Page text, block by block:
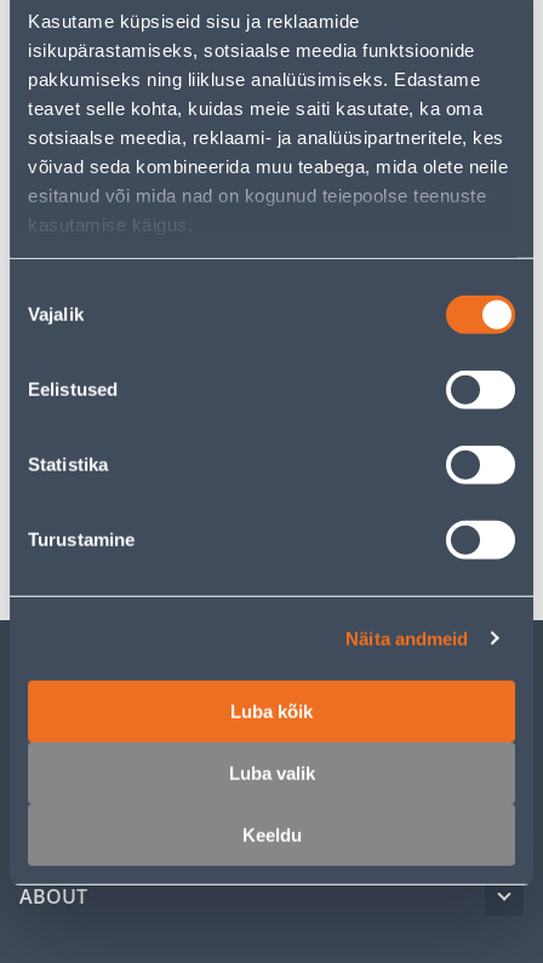
Kasutame küpsiseid sisu ja reklaamide
isikupärastamiseks, sotsiaalse meedia funktsioonide
pakkumiseks ning liikluse analüüsimiseks. Edastame
teavet selle kohta, kuidas meie saiti kasutate, ka oma
sotsiaalse meedia, reklaami- ja analüüsipartneritele, kes
võivad seda kombineerida muu teabega, mida olete neile
esitanud või mida nad on kogunud teiepoolse teenuste
kasutamise käigus.
valik
Vajalik
Eelistused
Statistika
Turustamine
Näita andmeid
Luba kõik
Luba valik
Keeldu
you can continue your research by returning
homepageor use our powerful search function to
discover even more great options. Happy shopping!
• 14-päevane tagastusõigus.
• HANKIJA LAOST TELLITAV TOODE
Specification
Transport
ABOUT